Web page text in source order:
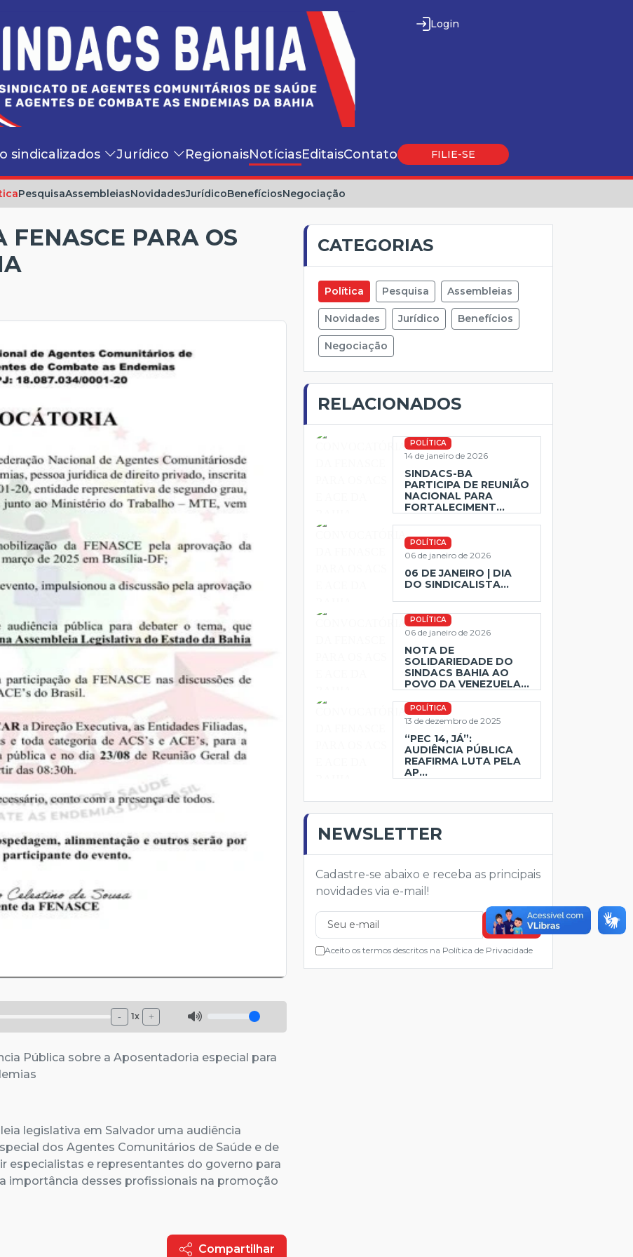
Login
sindicalizados Jurídico RegionaisNotíciasEditaisContato FILIE-SE
PesquisaAssembleiasNovidadesJurídicoBenefíciosNegociação
Home
Sobre Nós
Jurídico
Regionais
Notícias
Editais
Contato
FENASCE PARA OS
- 1x +
Pública sobre a Aposentadoria especial para
legislativa em Salvador uma audiência
dos Agentes Comunitários de Saúde e de
especialistas e representantes do governo para
importância desses profissionais na promoção
Compartilhar
CATEGORIAS
Política Pesquisa Assembleias
Novidades Jurídico Benefícios
Negociação
RELACIONADOS
POLÍTICA
14 de janeiro de 2026
SINDACS-BA
PARTICIPA DE REUNIÃO
NACIONAL PARA
FORTALECIMENT...
POLÍTICA
06 de janeiro de 2026
06 DE JANEIRO | DIA
DO SINDICALISTA...
POLÍTICA
06 de janeiro de 2026
NOTA DE
SOLIDARIEDADE DO
SINDACS BAHIA AO
POVO DA VENEZUELA...
POLÍTICA
13 de dezembro de 2025
“PEC 14, JÁ”:
AUDIÊNCIA PÚBLICA
REAFIRMA LUTA PELA
AP...
NEWSLETTER
Cadastre-se abaixo e receba as principais
novidades via e-mail!
Enviar
Aceito os termos descritos na Política de Privacidade